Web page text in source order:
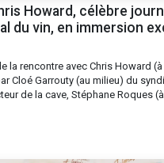
Howard, célèbre
du vin, en immersion
la rencontre avec Chris Howard
Cloé Garrouty (au milieu) du
de la cave, Stéphane Roques